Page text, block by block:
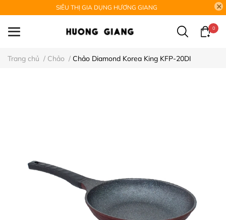
SIÊU THỊ GIA DỤNG HƯƠNG GIANG
0
Trang chủ / Chảo / Chảo Diamond Korea King KFP-20DI